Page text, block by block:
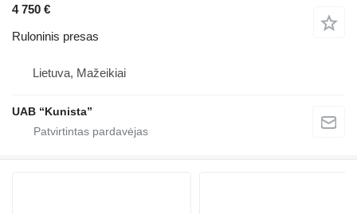
4 750 €
Ruloninis presas
Lietuva, Mažeikiai
UAB “Kunista”